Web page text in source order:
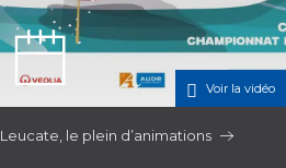
Voir la vidéo
Leucate, le plein d’animations